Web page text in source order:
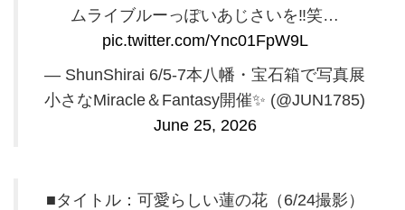
ムライブルーっぽいあじさいを‼️笑…
pic.twitter.com/Ync01FpW9L
— ShunShirai 6/5-7本八幡・宝石箱で写真展
小さなMiracle＆Fantasy開催✨️ (@JUN1785)
June 25, 2026
■タイトル：可愛らしい蓮の花（6/24撮影）